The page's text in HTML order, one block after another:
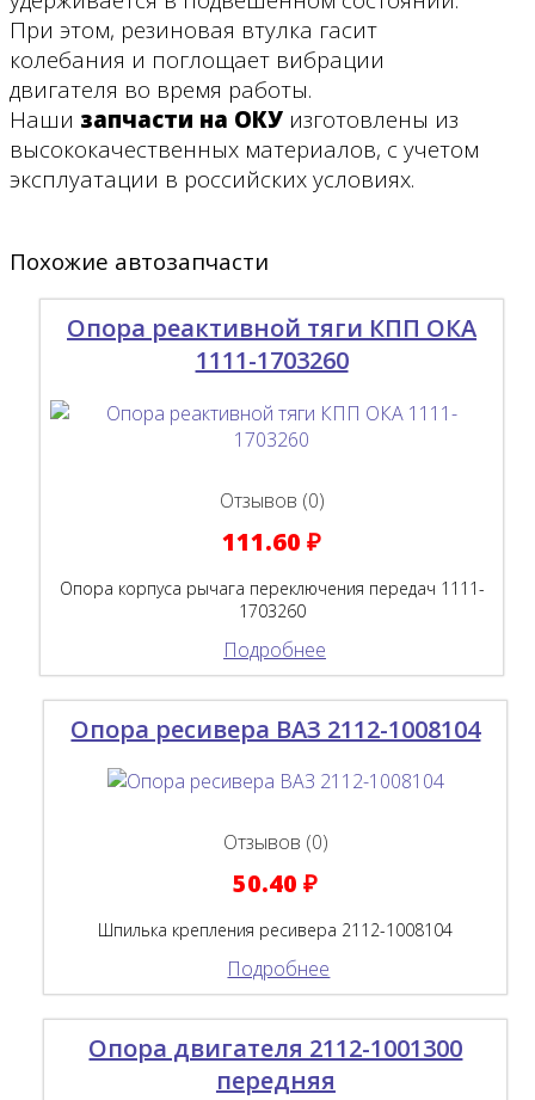
При этом, резиновая втулка гасит
колебания и поглощает вибрации
двигателя во время работы.
Наши запчасти на ОКУ изготовлены из
высококачественных материалов, с учетом
эксплуатации в российских условиях.
Похожие автозапчасти
Опора реактивной тяги КПП ОКА
1111-1703260
Отзывов (0)
111.60 ₽
Опора корпуса рычага переключения передач 1111-
1703260
Подробнее
Опора ресивера ВАЗ 2112-1008104
Отзывов (0)
50.40 ₽
Шпилька крепления ресивера 2112-1008104
Подробнее
Опора двигателя 2112-1001300
передняя